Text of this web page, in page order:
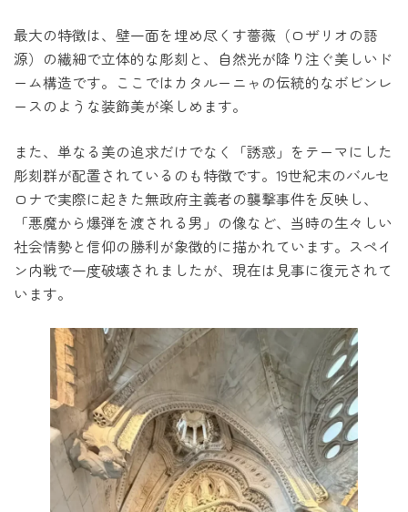
最大の特徴は、壁一面を埋め尽くす薔薇（ロザリオの語
源）の繊細で立体的な彫刻と、自然光が降り注ぐ美しいド
ーム構造です。ここではカタルーニャの伝統的なボビンレ
ースのような装飾美が楽しめます。
また、単なる美の追求だけでなく「誘惑」をテーマにした
彫刻群が配置されているのも特徴です。19世紀末のバルセ
ロナで実際に起きた無政府主義者の襲撃事件を反映し、
「悪魔から爆弾を渡される男」の像など、当時の生々しい
社会情勢と信仰の勝利が象徴的に描かれています。スペイ
ン内戦で一度破壊されましたが、現在は見事に復元されて
います。